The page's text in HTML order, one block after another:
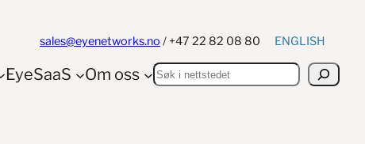
sales@eyenetworks.no / +47 22 82 08 80 ENGLISH
EyeSaaS Om oss Søk